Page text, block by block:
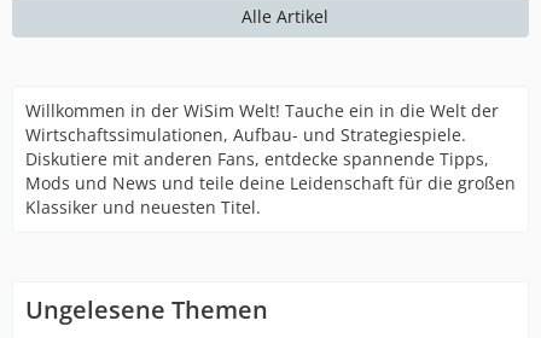
Alle Artikel
Willkommen in der WiSim Welt! Tauche ein in die Welt der
Wirtschaftssimulationen, Aufbau- und Strategiespiele.
Diskutiere mit anderen Fans, entdecke spannende Tipps,
Mods und News und teile deine Leidenschaft für die großen
Klassiker und neuesten Titel.
Ungelesene Themen